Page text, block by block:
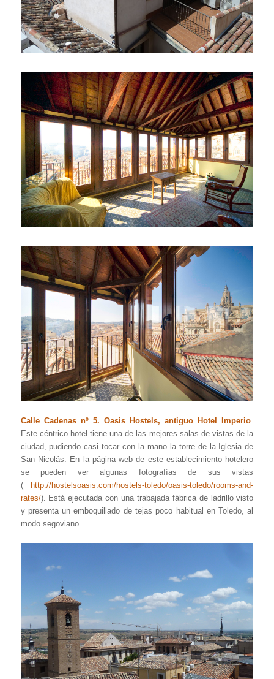
Calle Cadenas nº 5. Oasis Hostels, antiguo Hotel Imperio.
Este céntrico hotel tiene una de las mejores salas de vistas de la
ciudad, pudiendo casi tocar con la mano la torre de la Iglesia de
San Nicolás. En la página web de este establecimiento hotelero
se pueden ver algunas fotografías de sus vistas
(
http://hostelsoasis.com/hostels-toledo/oasis-toledo/rooms-and-
rates/). Está ejecutada con una trabajada fábrica de ladrillo visto
y presenta un emboquillado de tejas poco habitual en Toledo, al
modo segoviano.